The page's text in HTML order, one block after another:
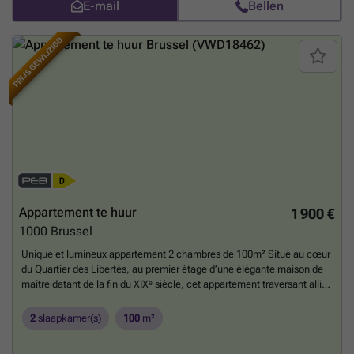
E-mail Bellen
PRIJS GEWIJZIGD
1 900 €
Appartement te huur
1000 Brussel
Unique et lumineux appartement 2 chambres de 100m² Situé au cœur
du Quartier des Libertés, au premier étage d’une élégante maison de
maître datant de la fin du XIXᵉ siècle, cet appartement traversant allie
une terrasse côté jardin et un balcon côté rue. La lumière naturelle
2 slaapkamer(s) 100 m²